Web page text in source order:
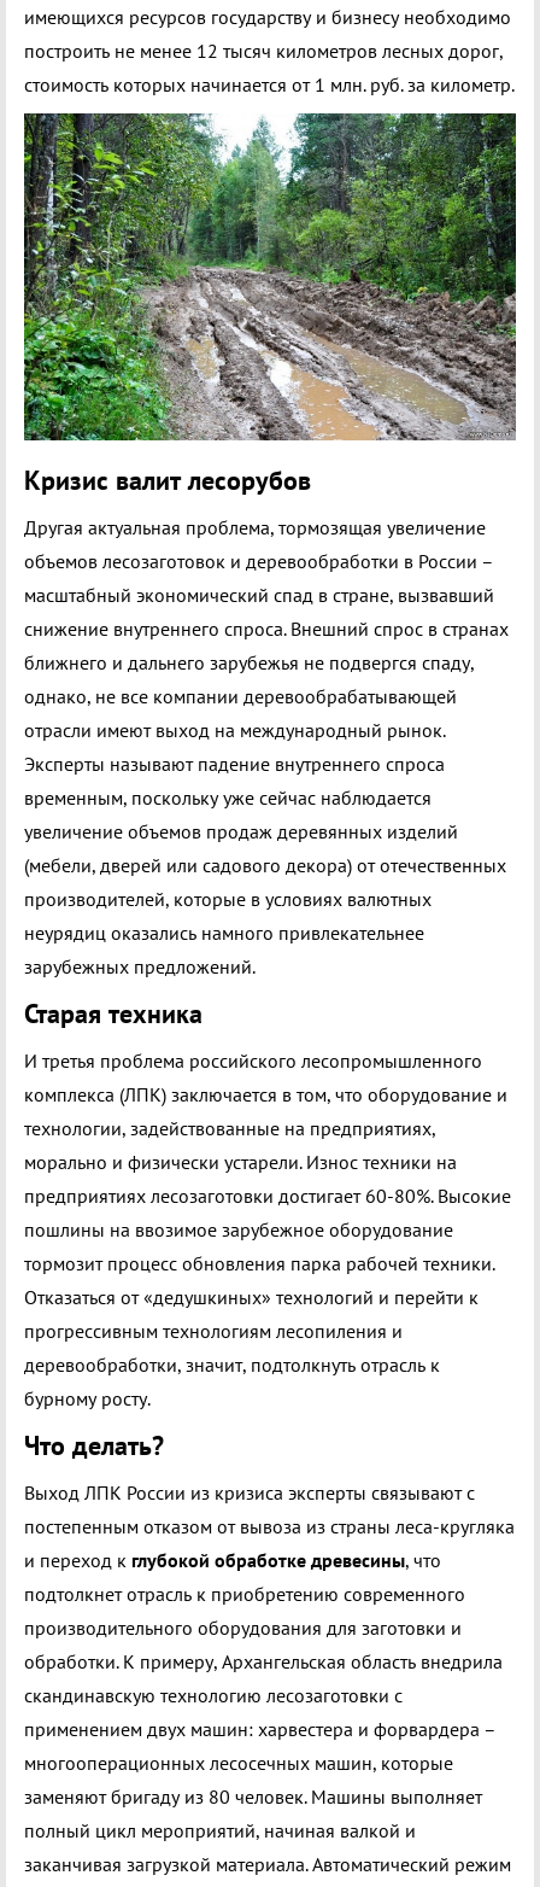
имеющихся ресурсов государству и бизнесу необходимо
построить не менее 12 тысяч километров лесных дорог,
стоимость которых начинается от 1 млн. руб. за километр.
Кризис валит лесорубов
Другая актуальная проблема, тормозящая увеличение
объемов лесозаготовок и деревообработки в России –
масштабный экономический спад в стране, вызвавший
снижение внутреннего спроса. Внешний спрос в странах
ближнего и дальнего зарубежья не подвергся спаду,
однако, не все компании деревообрабатывающей
отрасли имеют выход на международный рынок.
Эксперты называют падение внутреннего спроса
временным, поскольку уже сейчас наблюдается
увеличение объемов продаж деревянных изделий
(мебели, дверей или садового декора) от отечественных
производителей, которые в условиях валютных
неурядиц оказались намного привлекательнее
зарубежных предложений.
Старая техника
И третья проблема российского лесопромышленного
комплекса (ЛПК) заключается в том, что оборудование и
технологии, задействованные на предприятиях,
морально и физически устарели. Износ техники на
предприятиях лесозаготовки достигает 60-80%. Высокие
пошлины на ввозимое зарубежное оборудование
тормозит процесс обновления парка рабочей техники.
Отказаться от «дедушкиных» технологий и перейти к
прогрессивным технологиям лесопиления и
деревообработки, значит, подтолкнуть отрасль к
бурному росту.
Что делать?
Выход ЛПК России из кризиса эксперты связывают с
постепенным отказом от вывоза из страны леса-кругляка
и переход к глубокой обработке древесины, что
подтолкнет отрасль к приобретению современного
производительного оборудования для заготовки и
обработки. К примеру, Архангельская область внедрила
скандинавскую технологию лесозаготовки с
применением двух машин: харвестера и форвардера –
многооперационных лесосечных машин, которые
заменяют бригаду из 80 человек. Машины выполняет
полный цикл мероприятий, начиная валкой и
заканчивая загрузкой материала. Автоматический режим